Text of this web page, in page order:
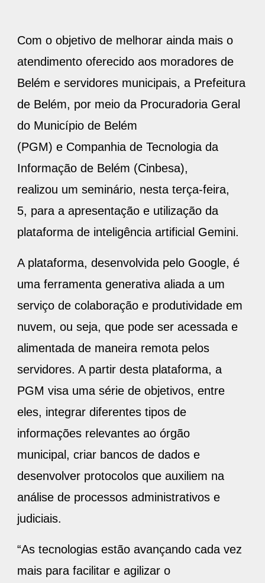
Com o objetivo de melhorar ainda mais o
atendimento oferecido aos moradores de
Belém e servidores municipais, a Prefeitura
de Belém, por meio da Procuradoria Geral
do Município de Belém
(PGM) e Companhia de Tecnologia da
Informação de Belém (Cinbesa),
realizou um seminário, nesta terça-feira,
5, para a apresentação e utilização da
plataforma de inteligência artificial Gemini.
A plataforma, desenvolvida pelo Google, é
uma ferramenta generativa aliada a um
serviço de colaboração e produtividade em
nuvem, ou seja, que pode ser acessada e
alimentada de maneira remota pelos
servidores. A partir desta plataforma, a
PGM visa uma série de objetivos, entre
eles, integrar diferentes tipos de
informações relevantes ao órgão
municipal, criar bancos de dados e
desenvolver protocolos que auxiliem na
análise de processos administrativos e
judiciais.
“As tecnologias estão avançando cada vez
mais para facilitar e agilizar o